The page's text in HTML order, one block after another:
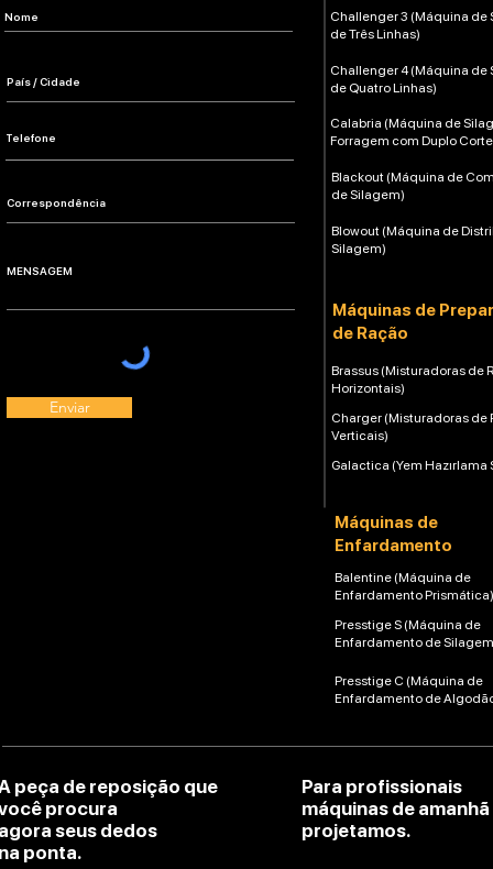
Enviar
Calabria (Máquina de
Forragem com Duplo
Blackout (Máquina de
de Silagem)
Blowout (Máquina de
Silagem)
Máquinas de
de Ração
Challenger 4 (Máquina de
de Quatro Linhas)
Challenger 3 (Máquina de
de Três Linhas)
Brassus (Misturadoras de
Horizontais)
Charger (Misturadoras de
Verticais)
Galactica (Yem Hazırlama
Máquinas de
Enfardamento
Balentine (Máquina de
Enfardamento Prismática)
Presstige S (Máquina de
Enfardamento de
Presstige C (Máquina de
Enfardamento de
peça de reposição que
procura
seus dedos
ponta.
Para profissionais
máquinas de amanhã
projetamos.